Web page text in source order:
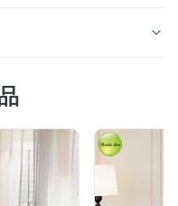
可能なリクライニング
ームや寝室に最適で